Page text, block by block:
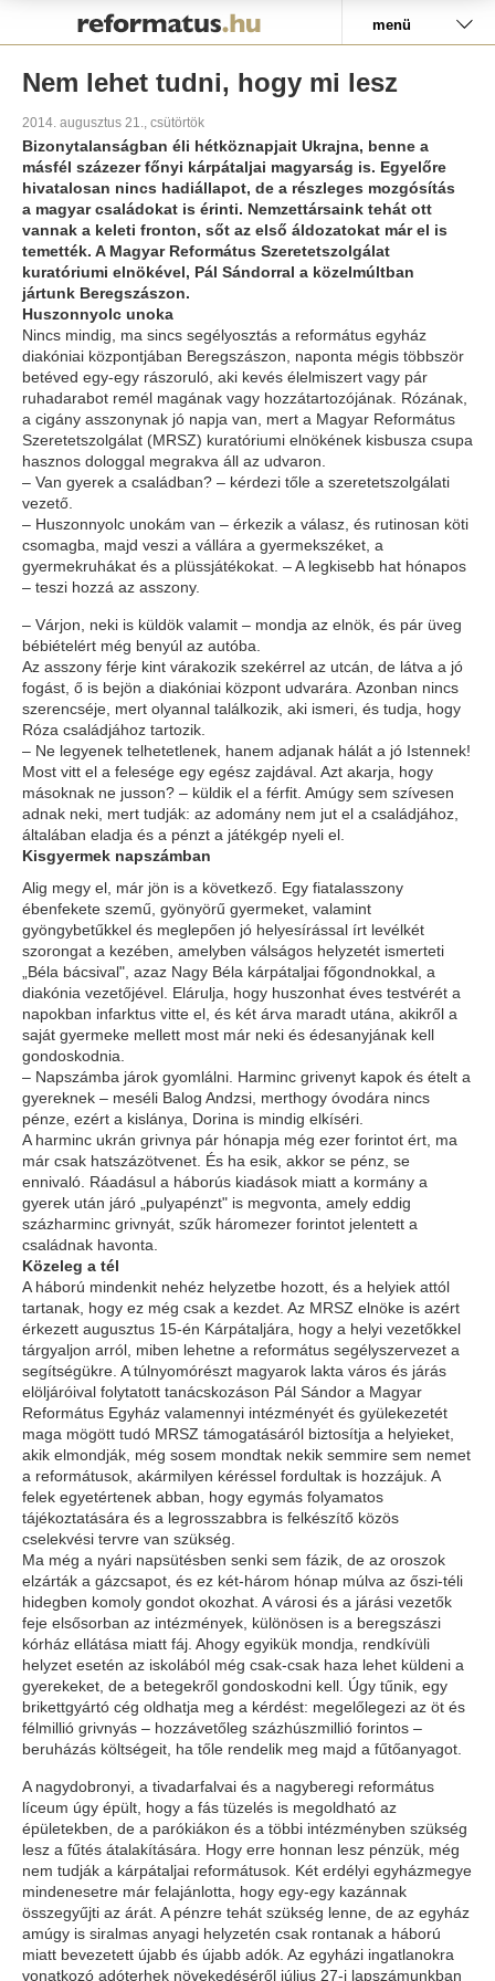
menü
Nem lehet tudni, hogy mi lesz
2014. augusztus 21., csütörtök
Bizonytalanságban éli hétköznapjait Ukrajna, benne a
másfél százezer főnyi kárpátaljai magyarság is. Egyelőre
hivatalosan nincs hadiállapot, de a részleges mozgósítás
a magyar családokat is érinti. Nemzettársaink tehát ott
vannak a keleti fronton, sőt az első áldozatokat már el is
temették. A Magyar Református Szeretetszolgálat
kuratóriumi elnökével, Pál Sándorral a közelmúltban
jártunk Beregszászon.
Huszonnyolc unoka
Nincs mindig, ma sincs segélyosztás a református egyház
diakóniai központjában Beregszászon, naponta mégis többször
betéved egy-egy rászoruló, aki kevés élelmiszert vagy pár
ruhadarabot re­mél magának vagy hozzátartozójának. Rózának,
a cigány asszonynak jó napja van, mert a Magyar Református
Szeretetszolgálat (MRSZ) kuratóriumi elnökének kisbusza csupa
hasznos dologgal megrakva áll az udvaron.
– Van gyerek a családban? – kérdezi tőle a szeretetszolgálati
vezető.
– Huszonnyolc unokám van – érkezik a válasz, és rutinosan köti
csomagba, majd veszi a vállára a gyermekszéket, a
gyermekruhákat és a plüssjátékokat. – A legkisebb hat hónapos
– teszi hozzá az asszony.
– Várjon, neki is küldök valamit – mondja az elnök, és pár üveg
bébiételért még benyúl az autóba.
Az asszony férje kint várakozik szekérrel az utcán, de látva a jó
fogást, ő is bejön a diakóniai központ udvarára. Azonban nincs
szerencséje, mert olyannal találkozik, aki ismeri, és tudja, hogy
Róza családjához tartozik.
– Ne legyenek telhetetlenek, hanem adjanak hálát a jó Istennek!
Most vitt el a felesége egy egész zajdával. Azt akarja, hogy
másoknak ne jusson? – küldik el a férfit. Amúgy sem szívesen
adnak neki, mert tudják: az adomány nem jut el a családjához,
általában eladja és a pénzt a játékgép nyeli el.
Kisgyermek napszámban
Alig megy el, már jön is a következő. Egy fiatalasszony
ébenfekete szemű, gyönyörű gyermeket, valamint
gyöngybetűkkel és meglepően jó helyesírással írt levélkét
szorongat a kezében, amelyben válságos helyzetét ismerteti
„Béla bácsival", azaz Nagy Béla kárpátaljai főgondnokkal, a
diakónia vezetőjével. Elárulja, hogy huszonhat éves testvérét a
napokban infarktus vitte el, és két árva maradt utána, akikről a
saját gyermeke mellett most már neki és édesanyjának kell
gondoskodnia.
– Napszámba járok gyomlálni. Harminc grivenyt kapok és ételt a
gyereknek – meséli Balog Andzsi, merthogy óvodára nincs
pénze, ezért a kislánya, Dorina is mindig elkíséri.
A harminc ukrán grivnya pár hónapja még ezer forintot ért, ma
már csak hatszázötvenet. És ha esik, akkor se pénz, se
ennivaló. Ráadásul a háborús kiadások miatt a kormány a
gyerek után járó „pulyapénzt" is megvonta, amely eddig
százharminc grivnyát, szűk háromezer forintot jelentett a
családnak havonta.
Közeleg a tél
A háború mindenkit nehéz helyzetbe hozott, és a helyiek attól
tartanak, hogy ez még csak a kezdet. Az MRSZ elnöke is azért
érkezett augusztus 15-én Kárpátaljára, hogy a helyi vezetőkkel
tárgyaljon arról, miben lehetne a református segélyszervezet a
segítségükre. A túlnyomórészt magyarok lakta város és járás
elöljáróival folytatott tanácskozáson Pál Sándor a Magyar
Református Egyház valamennyi intézményét és gyülekezetét
maga mögött tudó MRSZ támogatásáról biztosítja a helyieket,
akik elmondják, még sosem mondtak nekik semmire sem nemet
a reformátusok, akármilyen kéréssel fordultak is hozzájuk. A
felek egyetértenek abban, hogy egymás folyamatos
tájékoztatására és a legrosszabbra is felkészítő közös
cselekvési tervre van szükség.
Ma még a nyári napsütésben senki sem fázik, de az oroszok
elzárták a gázcsapot, és ez két-három hónap múlva az őszi-téli
hidegben komoly gondot okozhat. A városi és a járási vezetők
feje elsősorban az intézmények, különösen is a beregszászi
kórház ellátása miatt fáj. Ahogy egyikük mondja, rendkívüli
helyzet esetén az iskolából még csak-csak haza lehet küldeni a
gyerekeket, de a betegekről gondoskodni kell. Úgy tűnik, egy
brikettgyártó cég oldhatja meg a kérdést: megelőlegezi az öt és
félmillió grivnyás – hozzávetőleg százhúszmillió forintos –
beruházás költségeit, ha tőle rendelik meg majd a fűtőanyagot.
A nagydobronyi, a tivadarfalvai és a nagyberegi református
líceum úgy épült, hogy a fás tüzelés is megoldható az
épületekben, de a parókiákon és a többi intézményben szükség
lesz a fűtés átalakítására. Hogy erre honnan lesz pénzük, még
nem tudják a kárpátaljai reformátusok. Két erdélyi egyházmegye
mindenesetre már felajánlotta, hogy egy-egy kazánnak
összegyűjti az árát. A pénzre tehát szükség lenne, de az egyház
amúgy is siralmas anyagi helyzetén csak rontanak a háború
miatt bevezetett újabb és újabb adók. Az egyházi ingatlanokra
vonatkozó adóterhek növekedéséről július 27-i lapszámunkban